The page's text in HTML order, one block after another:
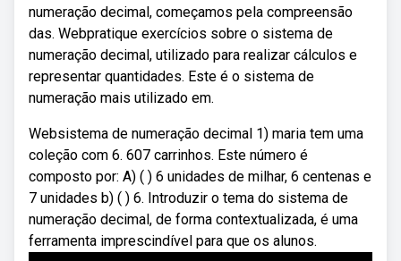
numeração decimal, começamos pela compreensão
das. Webpratique exercícios sobre o sistema de
numeração decimal, utilizado para realizar cálculos e
representar quantidades. Este é o sistema de
numeração mais utilizado em.
Websistema de numeração decimal 1) maria tem uma
coleção com 6. 607 carrinhos. Este número é
composto por: A) ( ) 6 unidades de milhar, 6 centenas e
7 unidades b) ( ) 6. Introduzir o tema do sistema de
numeração decimal, de forma contextualizada, é uma
ferramenta imprescindível para que os alunos.